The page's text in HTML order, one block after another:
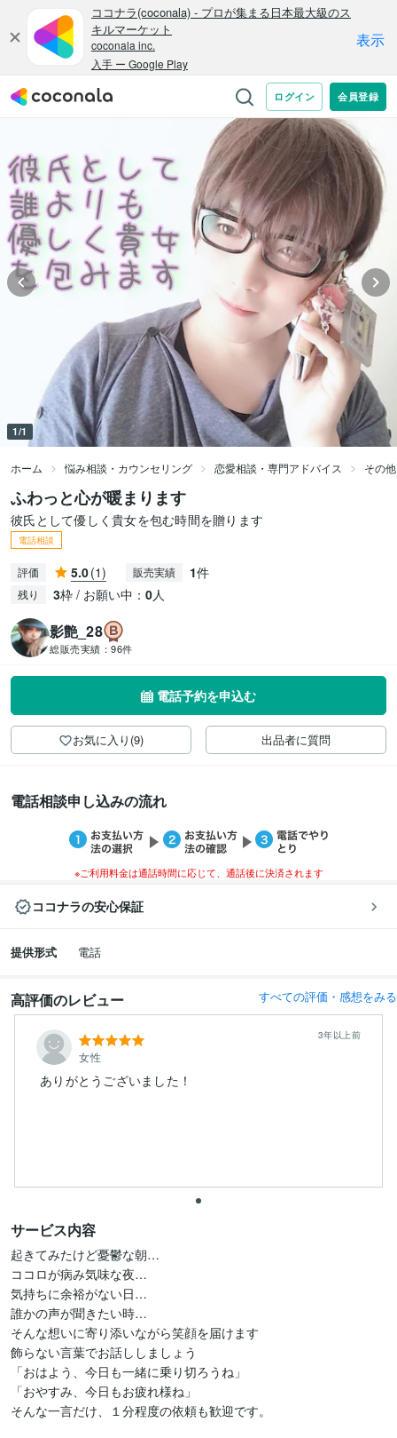
1/1
ホーム 悩み相談・カウンセリング 恋愛相談・専門アドバイス その
ふわっと心が暖まります
彼氏として優しく貴女を包む時間を贈ります
電話相談
評価 5.0(1) 販売実績 1件
残り 3枠 / お願い中： 0人
影艶_28
総販売実績： 96件
電話予約を申込む
お気に入り(9) 出品者に質問
電話相談申し込みの流れ
※ご利用料金は通話時間に応じて、通話後に決済されます
ココナラの安心保証
提供形式 電話
高評価のレビュー すべての評価・感想をみる
女性
3年以上前
ありがとうございました！
サービス内容
起きてみたけど憂鬱な朝…
ココロが病み気味な夜…
気持ちに余裕がない日…
誰かの声が聞きたい時…
そんな想いに寄り添いながら笑顔を届けます
飾らない言葉でお話ししましょう
「おはよう、今日も一緒に乗り切ろうね」
「おやすみ、今日もお疲れ様ね」
そんな一言だけ、１分程度の依頼も歓迎です。